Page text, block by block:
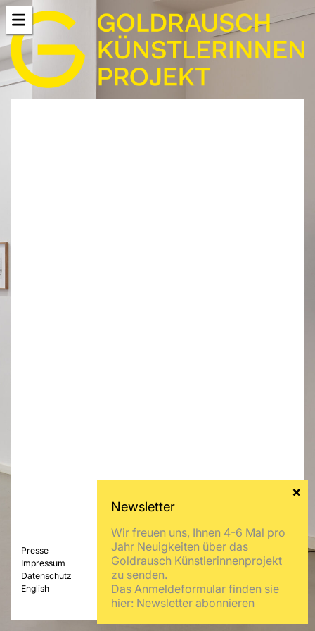
Presse
Impressum
Datenschutz
English
Wir freuen uns, Ihnen 4-6 Mal pro
Jahr Neuigkeiten über das
Goldrausch Künstlerinnenprojekt
zu senden.
Das Anmeldeformular finden sie
hier: Newsletter abonnieren